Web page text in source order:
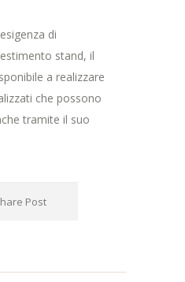
di
stand, il
a realizzare
che possono
tramite il suo
Post